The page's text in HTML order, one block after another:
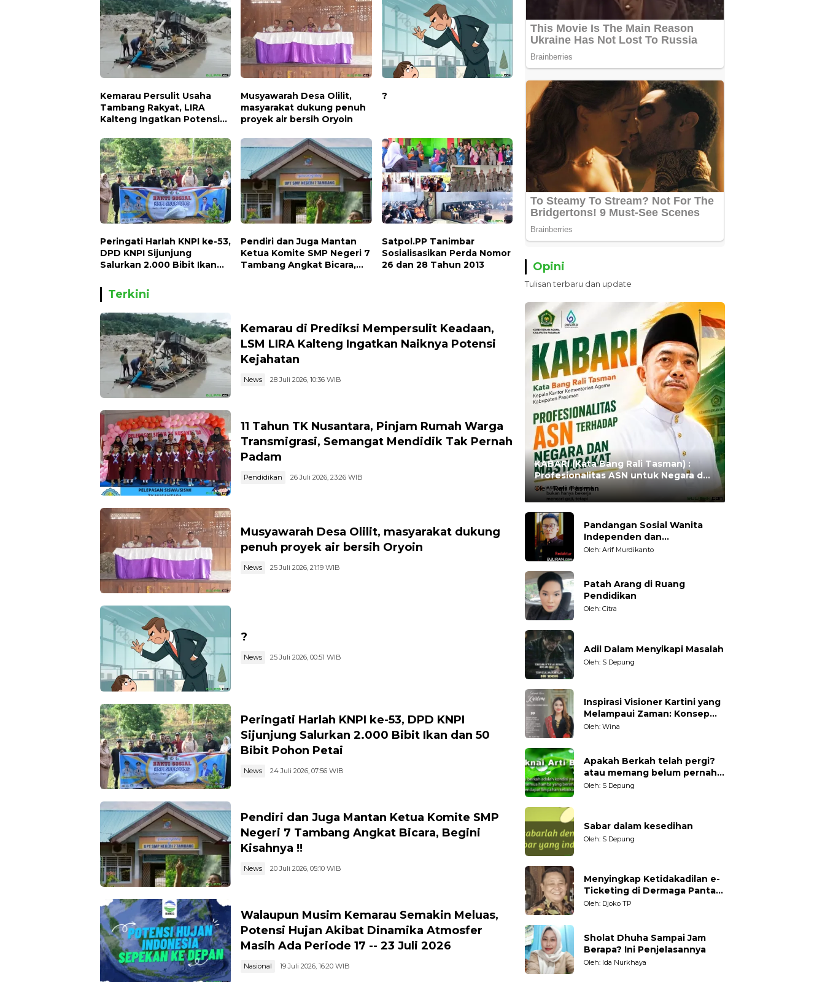
Kemarau Persulit Usaha
Tambang Rakyat, LIRA
Kalteng Ingatkan Potensi
Hidup
Musyawarah Desa Olilit,
masyarakat dukung penuh
proyek air bersih Oryoin
?
Peringati Harlah KNPI ke-53,
DPD KNPI Sijunjung
Salurkan 2.000 Bibit Ikan
Pendiri dan Juga Mantan
Ketua Komite SMP Negeri 7
Tambang Angkat Bicara,
Satpol.PP Tanimbar
Sosialisasikan Perda Nomor
26 dan 28 Tahun 2013
Terkini
Kemarau di Prediksi Mempersulit Keadaan,
LSM LIRA Kalteng Ingatkan Naiknya Potensi
Kejahatan
News 28 Juli 2026, 10:36 WIB
11 Tahun TK Nusantara, Pinjam Rumah Warga
Transmigrasi, Semangat Mendidik Tak Pernah
Padam
Pendidikan 26 Juli 2026, 23:26 WIB
Musyawarah Desa Olilit, masyarakat dukung
penuh proyek air bersih Oryoin
News 25 Juli 2026, 21:19 WIB
?
News 25 Juli 2026, 00:51 WIB
Peringati Harlah KNPI ke-53, DPD KNPI
Sijunjung Salurkan 2.000 Bibit Ikan dan 50
Bibit Pohon Petai
News 24 Juli 2026, 07:56 WIB
Pendiri dan Juga Mantan Ketua Komite SMP
Negeri 7 Tambang Angkat Bicara, Begini
Kisahnya !!
News 20 Juli 2026, 05:10 WIB
Walaupun Musim Kemarau Semakin Meluas,
Potensi Hujan Akibat Dinamika Atmosfer
Masih Ada Periode 17 -- 23 Juli 2026
Nasional 19 Juli 2026, 16:20 WIB
Opini
Tulisan terbaru dan update
KABARI (Kata Bang Rali Tasman) :
Profesionalitas ASN untuk Negara dan
Masyarakat
Oleh:Rali Tasman
Pandangan Sosial Wanita
Independen dan
Karakteristiknya
Oleh: Arif Murdikanto
Patah Arang di Ruang
Pendidikan
Oleh: Citra
Adil Dalam Menyikapi Masalah
Oleh: S Depung
Inspirasi Visioner Kartini yang
Melampaui Zaman: Konsep
Kecakapan Hidup bagi
Oleh: Wina
Apakah Berkah telah pergi?
atau memang belum pernah
datang?
Oleh: S Depung
Sabar dalam kesedihan
Oleh: S Depung
Menyingkap Ketidakadilan e-
Ticketing di Dermaga Pantai
Kartini Jepara, terhadap
Oleh: Djoko TP
Sholat Dhuha Sampai Jam
Berapa? Ini Penjelasannya
Oleh: Ida Nurkhaya